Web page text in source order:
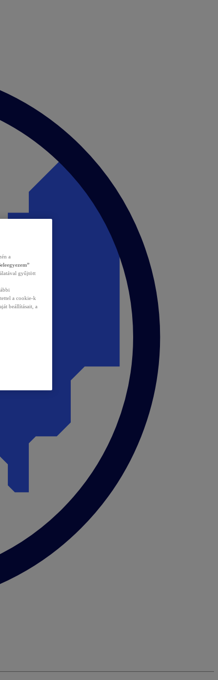
a
gyűjtött
a cookie-k
beállításait, a